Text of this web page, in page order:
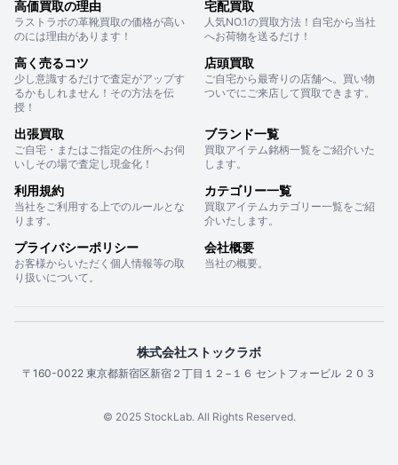
高価買取の理由
ラストラボの革靴買取の価格が高い
のには理由があります！
宅配買取
人気NO.1の買取方法！自宅から当社
へお荷物を送るだけ！
高く売るコツ
少し意識するだけで査定がアップす
るかもしれません！その方法を伝
授！
店頭買取
ご自宅から最寄りの店舗へ。買い物
ついでにご来店して買取できます。
出張買取
ご自宅・またはご指定の住所へお伺
いしその場で査定し現金化！
ブランド一覧
買取アイテム銘柄一覧をご紹介いた
します。
利用規約
当社をご利用する上でのルールとな
ります。
カテゴリー一覧
買取アイテムカテゴリー一覧をご紹
介いたします。
プライバシーポリシー
お客様からいただく個人情報等の取
り扱いについて。
会社概要
当社の概要。
株式会社ストックラボ
〒160-0022 東京都新宿区新宿２丁目１２−１６ セントフォービル ２０３
© 2025 StockLab. All Rights Reserved.